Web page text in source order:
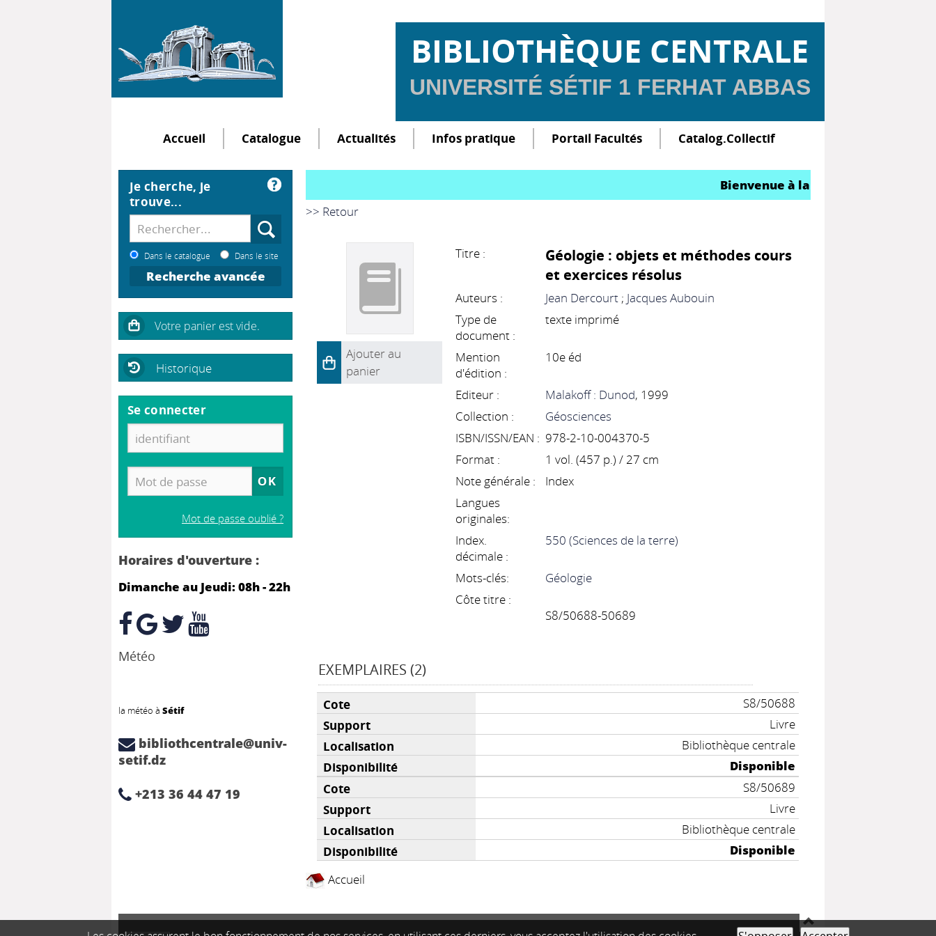
BIBLIOTHÈQUE CENTRALE
UNIVERSITÉ SÉTIF 1 FERHAT ABBAS
Accueil Catalogue Actualités Infos pratique Portail Facultés Catalog.Collectif
Bienvenue à la Bibliothèque Centrale
>> Retour
Ajouter au
panier
Titre :
Géologie : objets et méthodes cours
et exercices résolus
Auteurs : Jean Dercourt ; Jacques Aubouin
Type de
document :
texte imprimé
Mention
d'édition :
10e éd
Editeur : Malakoff : Dunod, 1999
Collection :
Géosciences
ISBN/ISSN/EAN : 978-2-10-004370-5
Format :
1 vol. (457 p.) / 27 cm
Note générale :
Index
Langues
originales:
Index.
décimale :
550 (Sciences de la terre)
Mots-clés:
Géologie
Côte titre :
S8/50688-50689
EXEMPLAIRES (2)
S8/50688
Livre
Bibliothèque centrale
Disponible
S8/50689
Livre
Bibliothèque centrale
Disponible
Accueil
Je cherche, je
trouve...
Dans le catalogue Dans le site
Recherche avancée
Historique
Se connecter
Mot de passe oublié ?
Horaires d'ouverture :
Dimanche au Jeudi: 08h - 22h
Météo
la météo à Sétif
bibliothcentrale@univ-
setif.dz
+213 36 44 47 19